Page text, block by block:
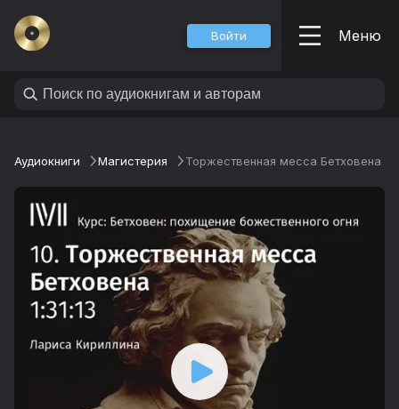
Войти Меню
Аудиокниги Магистерия Торжественная месса Бетховена